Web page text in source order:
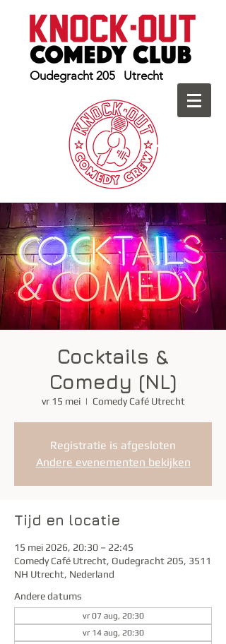
Oudegracht 205 Utrecht
Cocktails &
Comedy (NL)
vr 15 mei
  |
Comedy Café Utrecht
Registratie is afgesloten
Andere evenementen bekijken
Tijd en locatie
15 mei 2026, 20:30 – 22:45
Comedy Café Utrecht, Oudegracht 205, 3511
NH Utrecht, Nederland
Andere datums
vr 07 aug, 20:30
vr 14 aug, 20:30